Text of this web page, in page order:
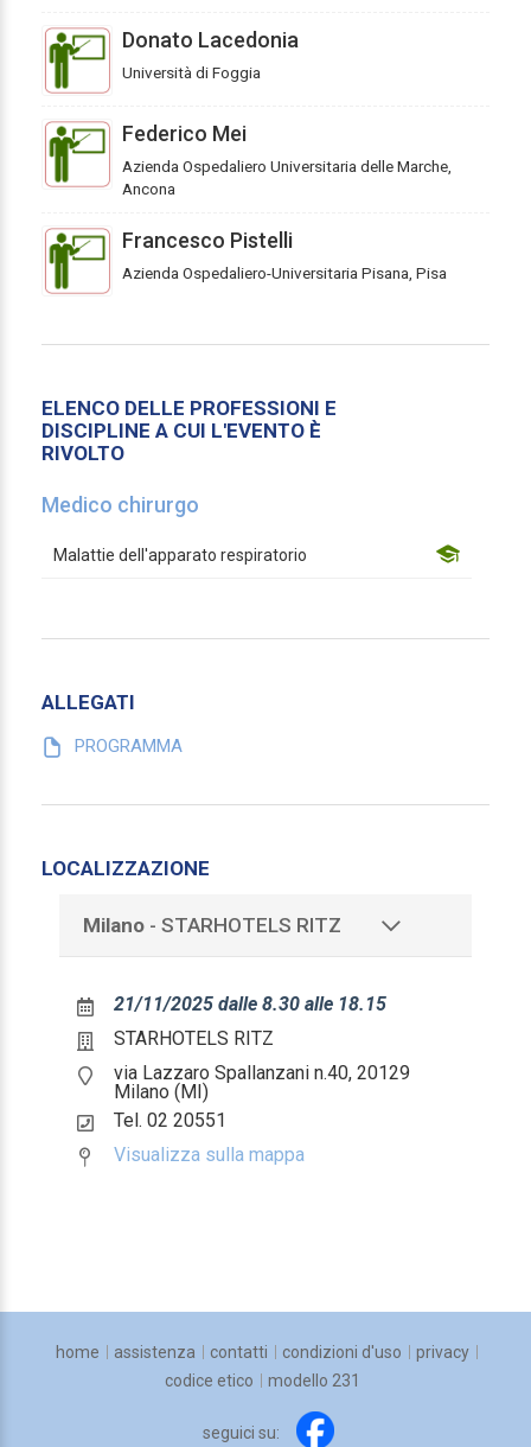
Donato Lacedonia
Università di Foggia
Federico Mei
Azienda Ospedaliero Universitaria delle Marche,
Ancona
Francesco Pistelli
Azienda Ospedaliero-Universitaria Pisana, Pisa
ELENCO DELLE PROFESSIONI E
DISCIPLINE A CUI L'EVENTO È
RIVOLTO
Medico chirurgo
Malattie dell'apparato respiratorio
ALLEGATI
PROGRAMMA
LOCALIZZAZIONE
Milano - STARHOTELS RITZ
21/11/2025 dalle 8.30 alle 18.15
STARHOTELS RITZ
via Lazzaro Spallanzani n.40, 20129
Milano (MI)
Tel. 02 20551
Visualizza sulla mappa
home assistenza contatti condizioni d'uso
privacy
codice etico
modello 231
seguici su: